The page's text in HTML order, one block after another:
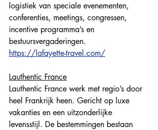
logistiek van speciale evenementen,
conferenties, meetings, congressen,
incentive programma’s en
bestuursvergaderingen.
https://lafayette-travel.com/
Lauthentic France
Lauthentic France werk met regio’s door
heel Frankrijk heen. Gericht op luxe
vakanties en een uitzonderlijke
levensstijl. De bestemmingen bestaan